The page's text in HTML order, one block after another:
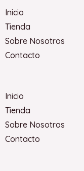
Inicio
Tienda
Sobre Nosotros
Contacto
Inicio
Tienda
Sobre Nosotros
Contacto